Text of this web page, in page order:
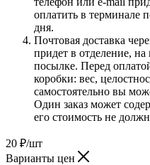
оплатить в терминале
дня.
Почтовая доставка
придет в отделение,
посылке. Перед
коробки: вес,
самостоятельно вы
Один заказ может
его стоимость не
20 ₽/шт
Варианты цен